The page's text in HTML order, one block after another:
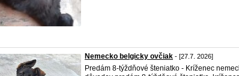
Nemecko belgicky ovčiak - [27.7. 2026]
Predám 8-týždňové šteniatko - Kríženec